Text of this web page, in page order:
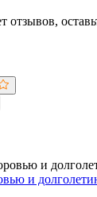
отзывов,
и